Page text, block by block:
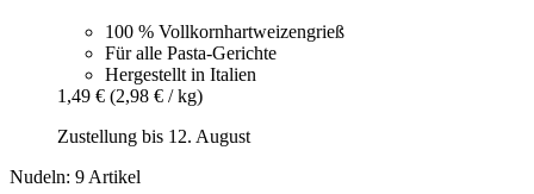
100 % Vollkornhartweizengrieß
Für alle Pasta-Gerichte
Hergestellt in Italien
1,49 € (2,98 € / kg)
Zustellung bis 12. August
Nudeln: 9 Artikel